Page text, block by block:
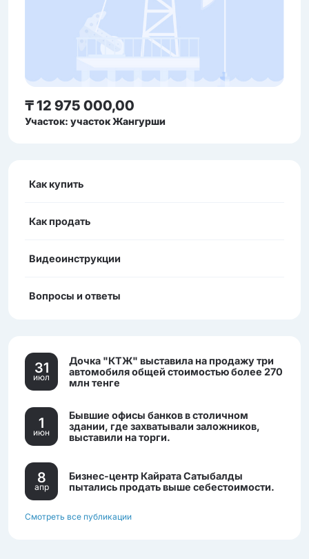
₸ 12 975 000,00
Участок: участок Жангурши
Как купить
Как продать
Видеоинструкции
Вопросы и ответы
31
июл
Дочка "КТЖ" выставила на продажу три
автомобиля общей стоимостью более 270
млн тенге
1
июн
Бывшие офисы банков в столичном
здании, где захватывали заложников,
выставили на торги.
8
апр
Бизнес-центр Кайрата Сатыбалды
пытались продать выше себестоимости.
Смотреть все публикации